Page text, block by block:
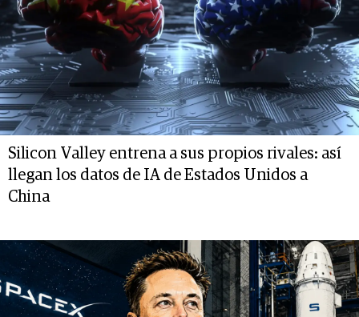
Silicon Valley entrena a sus propios rivales: así
llegan los datos de IA de Estados Unidos a
China